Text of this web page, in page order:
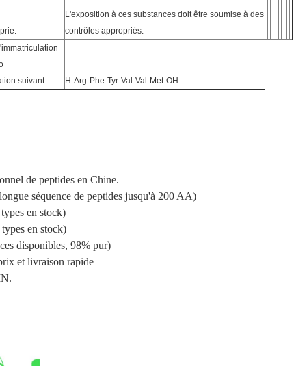
L'exposition à ces substances doit être soumise à des
contrôles appropriés.
suivant:
H-Arg-Phe-Tyr-Val-Val-Met-OH
de peptides en Chine.
séquence de peptides jusqu'à 200 AA)
en stock)
en stock)
disponibles, 98% pur)
et livraison rapide